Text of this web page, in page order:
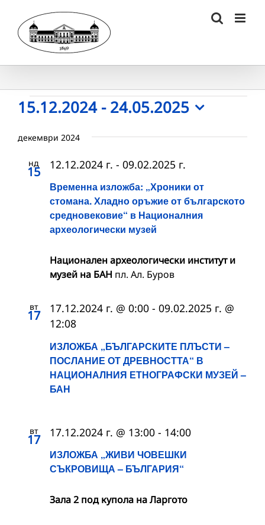
content
Събития
15.12.2024 - 24.05.2025
date.
декември 2024
нд
15
Временна изложба: „Хроники от
стомана. Хладно оръжие от българското
средновековие“ в Националния
археологически музей
12.12.2024 г. - 09.02.2025 г.
Национален археологически институт и
музей на БАН пл. Ал. Буров
вт
17
ИЗЛОЖБА „БЪЛГАРСКИТЕ ПЛЪСТИ –
ПОСЛАНИЕ ОТ ДРЕВНОСТТА“ В
НАЦИОНАЛНИЯ ЕТНОГРАФСКИ МУЗЕЙ –
БАН
17.12.2024 г. @ 0:00 - 09.02.2025 г. @
12:08
вт
17
ИЗЛОЖБА „ЖИВИ ЧОВЕШКИ
СЪКРОВИЩА – БЪЛГАРИЯ“
17.12.2024 г. @ 13:00 - 14:00
Зала 2 под купола на Ларгото